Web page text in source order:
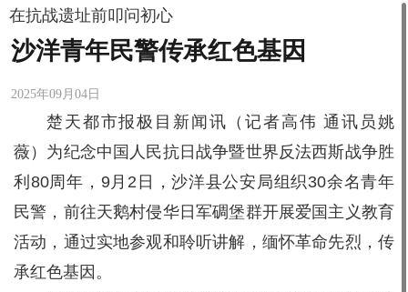
在抗战遗址前叩问初心
沙洋青年民警传承红色基因
2025年09月04日
楚天都市报极目新闻讯（记者高伟 通讯员姚
薇）为纪念中国人民抗日战争暨世界反法西斯战争胜
利80周年，9月2日，沙洋县公安局组织30余名青年
民警，前往天鹅村侵华日军碉堡群开展爱国主义教育
活动，通过实地参观和聆听讲解，缅怀革命先烈，传
承红色基因。